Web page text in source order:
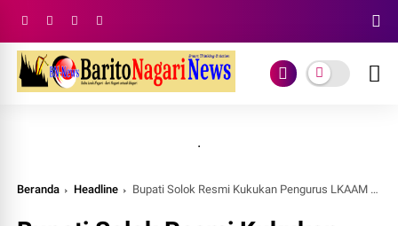
.
Beranda Headline Bupati Solok Resmi Kukukan Pengurus LKAAM Kabupaten Solok Periode 2024–2029.